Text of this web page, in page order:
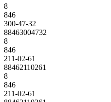
8
846
300-47-32
88463004732
8
846
211-02-61
88462110261
8
846
211-02-61